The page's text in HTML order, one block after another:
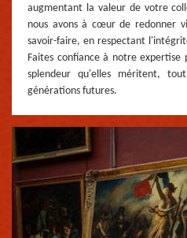
augmentant la valeur de votre
nous avons à cœur de redonner
savoir-faire, en respectant
Faites confiance à notre
splendeur qu'elles méritent,
générations futures.